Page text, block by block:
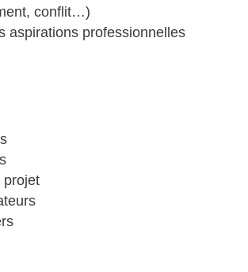
conflit…)
aspirations professionnelles
projet